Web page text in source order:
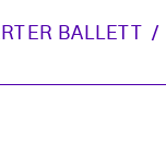
BALLETT